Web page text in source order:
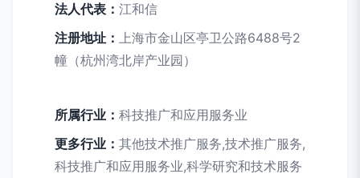
法人代表： 江和信
注册地址： 上海市金山区亭卫公路6488号2
幢（杭州湾北岸产业园）
所属行业： 科技推广和应用服务业
更多行业： 其他技术推广服务,技术推广服务,
科技推广和应用服务业,科学研究和技术服务